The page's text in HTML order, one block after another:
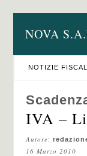
NOVA
NOTIZIE
IVA –
Autore:
16 Marzo 2010